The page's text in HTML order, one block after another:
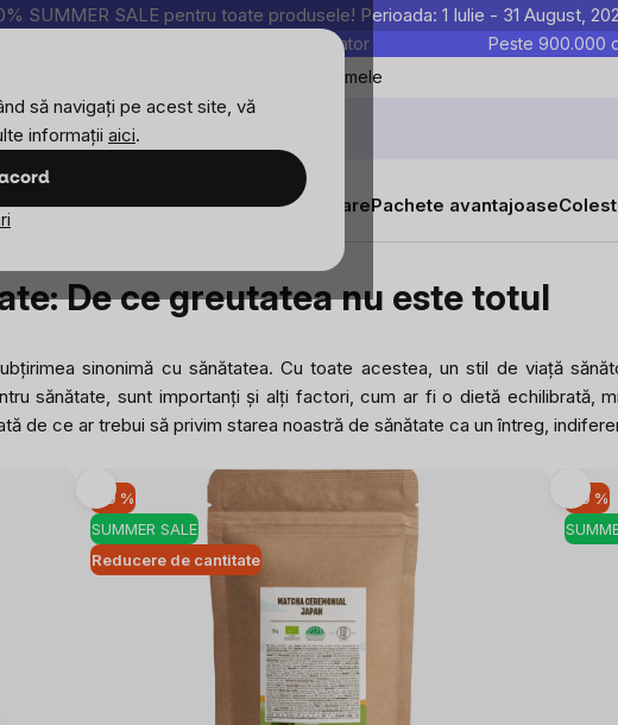
să navigați pe acest site, vă
informații aici.
SUMMER SALE pentru toate produsele! Perioada: 1 Iulie - 31 August,
Produsele noastre sunt testate în laborator Peste 900.000
Favoritele mele
ObiectiveNoutățiSuplimente alimentarePachete avantajoase
De ce greutatea nu este totul
sinonimă cu sănătatea. Cu toate acestea, un stil de viață
sănătate, sunt importanți și alți factori, cum ar fi o dietă echilibrată,
de ce ar trebui să privim starea noastră de sănătate ca un întreg,
SUMMER SALE
Reducere de cantitate
-10 % -10 %